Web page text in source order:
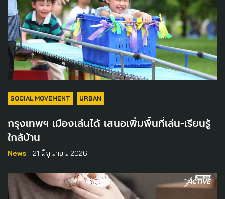
SOCIAL MOVEMENT URBAN
กรุงเทพฯ เมืองเล่นได้ เสนอเพิ่มพื้นที่เล่น-เรียนรู้
ใกล้บ้าน
News - 21 มิถุนายน 2026